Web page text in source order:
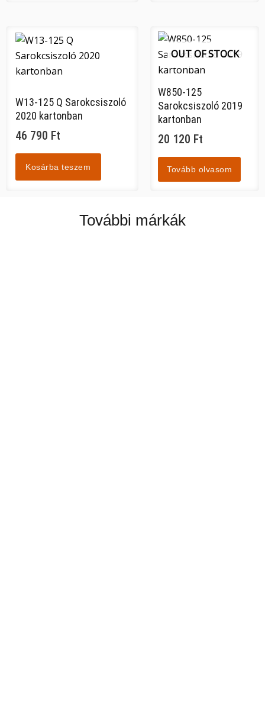
W13-125 Q Sarokcsiszoló
2020 kartonban
46 790 Ft
Kosárba teszem
OUT OF STOCK
W850-125
Sarokcsiszoló 2019
kartonban
20 120 Ft
Tovább olvasom
További márkák